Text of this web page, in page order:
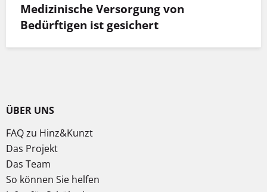
Medizinische Versorgung von
Bedürftigen ist gesichert
ÜBER UNS
FAQ zu Hinz&Kunzt
Das Projekt
Das Team
So können Sie helfen